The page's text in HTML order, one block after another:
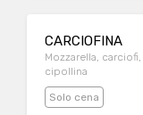
CARCIOFINA
Mozzarella,
cipollina
Solo cena